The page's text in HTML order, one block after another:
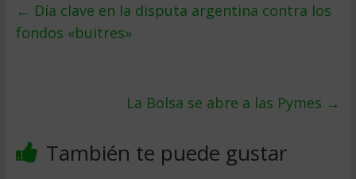
← Día clave en la disputa argentina contra los
fondos «buitres»
La Bolsa se abre a las Pymes →
También te puede gustar